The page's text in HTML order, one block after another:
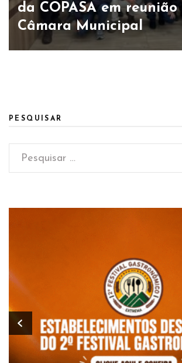
da COPASA em reunião
Câmara Municipal
PESQUISAR
Pesquisar
por: